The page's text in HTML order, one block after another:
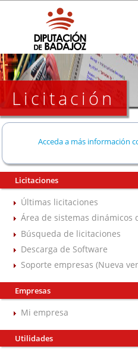
Licitación
Acceda a más información
Licitaciones
Últimas licitaciones
Área de sistemas dinámicos
Búsqueda de licitaciones
Descarga de Software
Soporte empresas (Nueva
Empresas
Mi empresa
Utilidades